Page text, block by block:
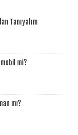
Tanıyalım
mi?
mı?